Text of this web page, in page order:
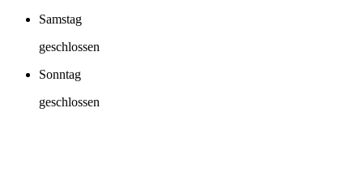
Samstag
geschlossen
Sonntag
geschlossen